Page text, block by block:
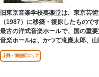
旧東京音楽学校奏楽堂は、東京芸
（1987）に移築・復原したもの
最古の洋式音楽ホールで、国の重
音楽ホールは、かつて滝廉太郎、
です。
上野・御徒町エリア